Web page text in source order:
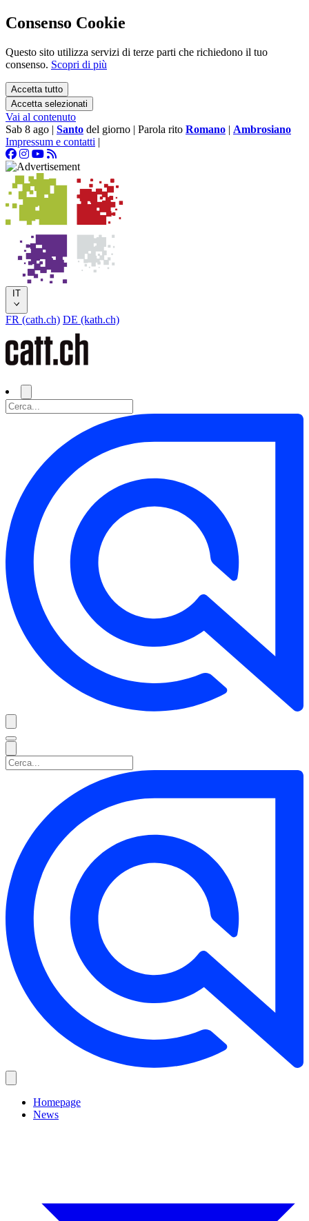
Consenso Cookie
Questo sito utilizza servizi di terze parti che richiedono il tuo
consenso. Scopri di più
Accetta tutto
Accetta selezionati
Vai al contenuto
Sab 8 ago | Santo del giorno | Parola rito Romano | Ambrosiano
Impressum e contatti |
IT
FR (cath.ch) DE (kath.ch)
Homepage
News